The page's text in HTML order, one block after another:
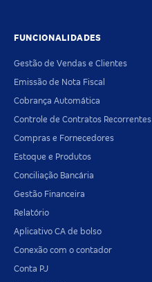
FUNCIONALIDADES
Gestão de Vendas e Clientes
Emissão de Nota Fiscal
Cobrança Automática
Controle de Contratos Recorrentes
Compras e Fornecedores
Estoque e Produtos
Conciliação Bancária
Gestão Financeira
Relatório
Aplicativo CA de bolso
Conexão com o contador
Conta PJ